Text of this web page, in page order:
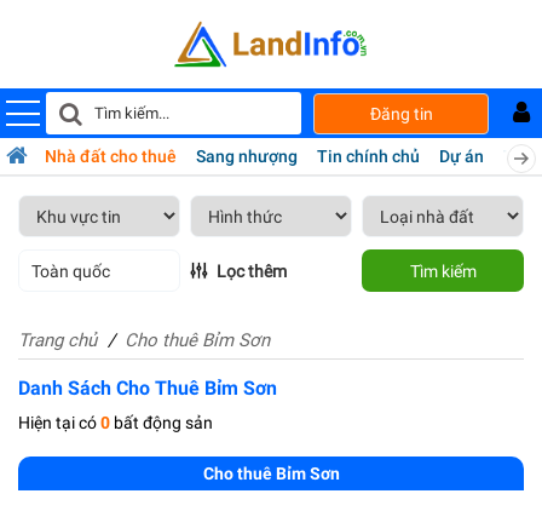
Đăng tin
Nhà đất cho thuê Sang nhượng Tin chính chủ Dự án
Toàn quốc Lọc thêm Tìm kiếm
Trang chủ Cho thuê Bỉm Sơn
Danh Sách Cho Thuê Bỉm Sơn
Hiện tại có0 bất động sản
Cho thuê Bỉm Sơn